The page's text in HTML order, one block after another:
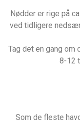
Nødder er rige på
ved tidligere
Tag det en gang om
8-12
Som de fleste